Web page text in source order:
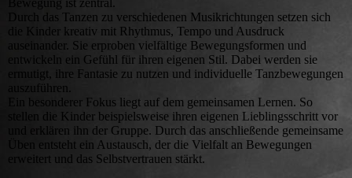
Bewegung ist zentral.
Durch das Tanzen zu verschiedenen Musikrichtungen setzen sich
die Kinder kreativ mit Rhythmus, Tempo und Ausdruck
auseinander. Sie erproben vielfältige Bewegungsformen und
entwickeln ein Gefühl für ihren eigenen Stil. Dabei werden sie
ermutigt, ihre Fantasie zu nutzen und individuelle Tanzbewegungen
auszuführen.
Ein besonderer Fokus liegt auf dem gemeinsamen Lernen. So
stellen die Kinder beispielsweise ihren eigenen Lieblingsschritt vor
und erklären ihn der Gruppe. Durch das anschließende gemeinsame
Üben entsteht ein Austausch, der die Vielfalt an Bewegungen
erweitert und das Selbstvertrauen stärkt.